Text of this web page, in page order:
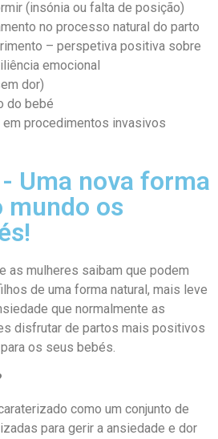
(insónia ou falta de posição)
no processo natural do parto
– perspetiva positiva sobre
emocional
dor)
do bebé
procedimentos invasivos
Uma nova forma
mundo os
as mulheres saibam que podem
de uma forma natural, mais leve
que normalmente as
disfrutar de partos mais positivos
os seus bebés.
como um conjunto de
para gerir a ansiedade e dor